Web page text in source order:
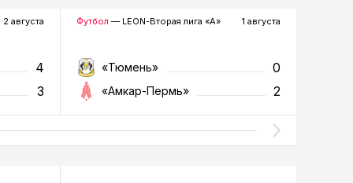
2 августа
4
3
Футбол — LEON-Вторая лига «А» 1 августа
«Тюмень» 0
«Амкар-Пермь» 2